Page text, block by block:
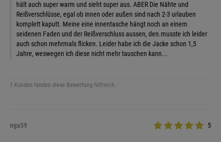
hält auch super warm und sieht super aus. ABER Die Nähte und
Reißverschlüsse, egal ob innen oder außen sind nach 2-3 urlauben
komplett kaputt. Meine eine innentasche hängt noch an einem
seidenen Faden und der Reißverschluss aussen, den.musste ich leider
auch schon mehrmals flicken. Leider habe ich die Jacke schon 1,5
Jahre, weswegen ich diese nicht mehr tauschen kann...
1 Kunden fanden diese Bewertung hilfreich.
nga59 5